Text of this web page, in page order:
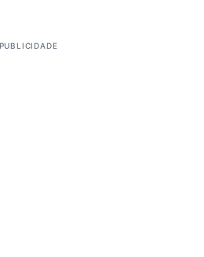
PUBLICIDADE